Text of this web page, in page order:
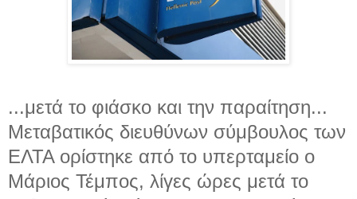
...μετά το φιάσκο και την παραίτηση...
Mεταβατικός διευθύνων σύμβουλος των
ΕΛΤΑ ορίστηκε από το υπερταμείο ο
Μάριος Τέμπος, λίγες ώρες μετά το